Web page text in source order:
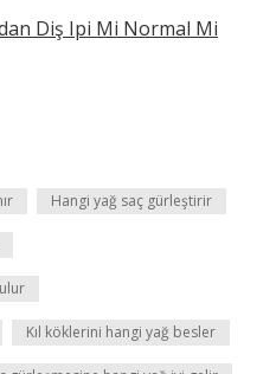
Diş Ipi Mi Normal Mi
Hangi yağ saç gürleştirir
Kıl köklerini hangi yağ besler